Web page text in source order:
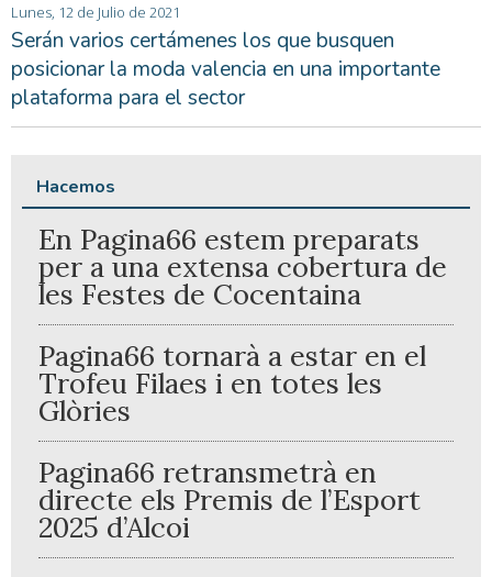
Lunes, 12 de Julio de 2021
Serán varios certámenes los que busquen
posicionar la moda valencia en una importante
plataforma para el sector
Hacemos
En Pagina66 estem preparats
per a una extensa cobertura de
les Festes de Cocentaina
Pagina66 tornarà a estar en el
Trofeu Filaes i en totes les
Glòries
Pagina66 retransmetrà en
directe els Premis de l’Esport
2025 d’Alcoi